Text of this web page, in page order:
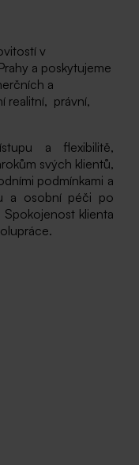
v
a poskytujeme
a
realitní, právní,
a flexibilitě,
svých klientů,
podmínkami a
a osobní péči po
klienta